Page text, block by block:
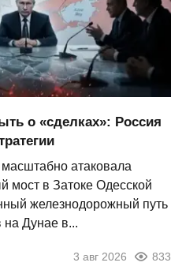
о «сделках»: Россия
атаковала
мост в Затоке Одесской
железнодорожный путь
на Дунае в...
3 авг 2026 833